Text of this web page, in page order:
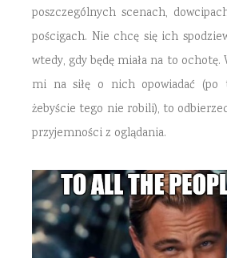
poszczególnych scenach,
pościgach. Nie chcę się ich
wtedy, gdy będę miała na to ochotę.
mi na siłę o nich opowiadać (po
żebyście tego nie robili), to
przyjemności z oglądania.